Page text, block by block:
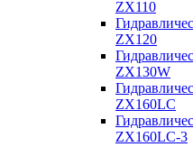
ZX110
ZX120
ZX130W
ZX160LC
ZX160LC-3